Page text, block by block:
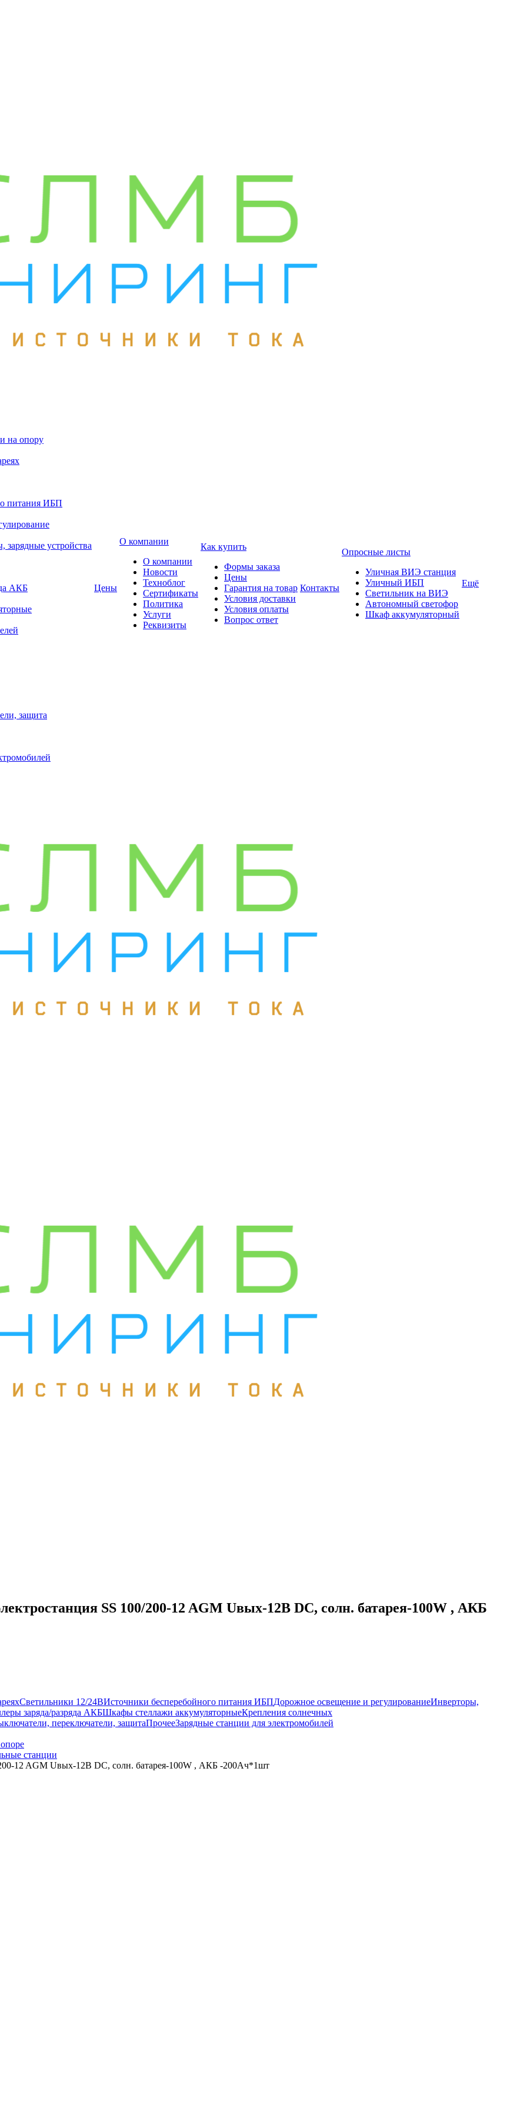
на опору
питания ИБП
зарядные устройства
АКБ
защита
Цены
О компании
О компании
Новости
Техноблог
Сертификаты
Политика
Услуги
Реквизиты
Как купить
Формы заказа
Цены
Гарантия на товар
Условия доставки
Условия оплаты
Вопрос ответ
Контакты
Опросные листы
Уличная ВИЭ станция
Уличный ИБП
Светильник на ВИЭ
Автономный светофор
Шкаф аккумуляторный
Ещё
SS 100/200-12 AGM Uвых-12В DC, солн. батарея-100W , АКБ
Светильники 12/24ВИсточники бесперебойного питания ИБПДорожное освещение и регулированиеИнверторы,
заряда/разряда АКБШкафы стеллажи аккумуляторныеКрепления солнечных
переключатели, защитаПрочееЗарядные станции для электромобилей
станции
12 AGM Uвых-12В DC, солн. батарея-100W , АКБ -200Aч*1шт